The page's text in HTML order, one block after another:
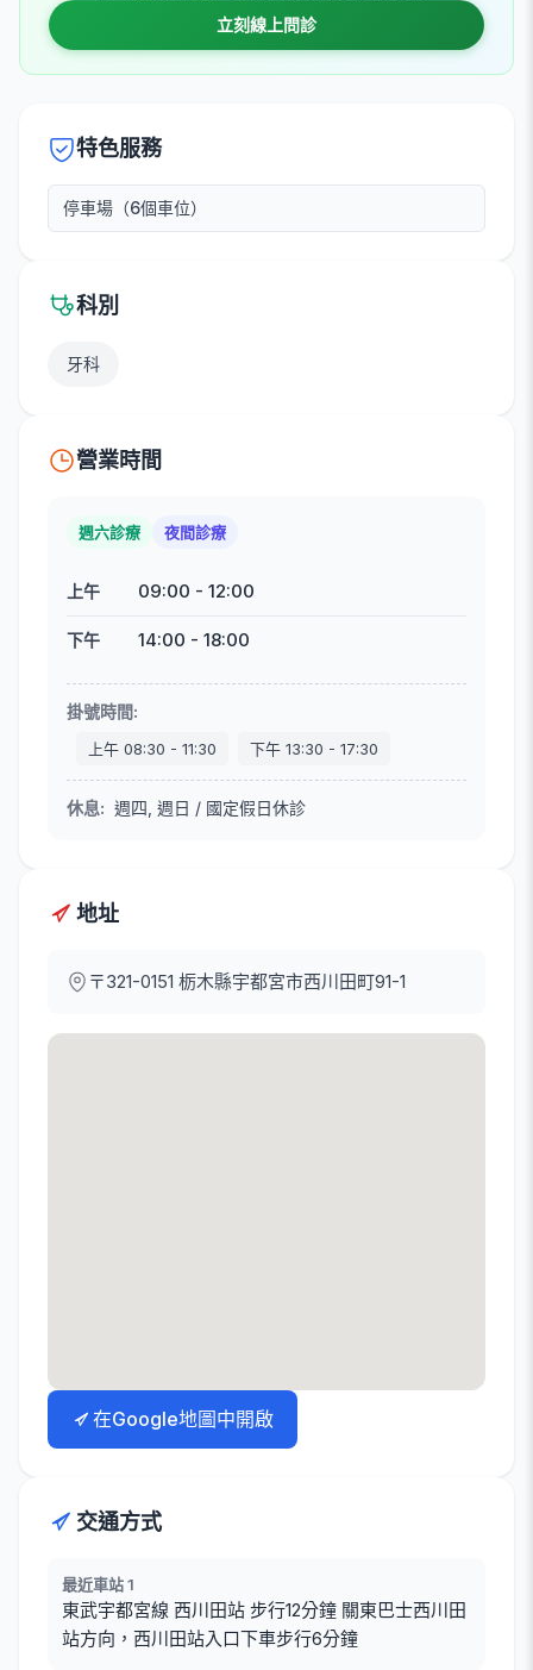
立刻線上問診
特色服務
停車場（6個車位）
科別
牙科
營業時間
週六診療 夜間診療
上午 09:00 - 12:00
下午 14:00 - 18:00
掛號時間:
上午 08:30 - 11:30 下午 13:30 - 17:30
休息: 週四, 週日 / 國定假日休診
地址
〒321-0151 栃木縣宇都宮市西川田町91-1
在Google地圖中開啟
交通方式
最近車站 1
東武宇都宮線 西川田站 步行12分鐘 關東巴士西川田
站方向，西川田站入口下車步行6分鐘